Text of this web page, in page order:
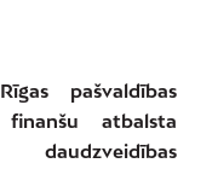
pašvaldības
atbalsta